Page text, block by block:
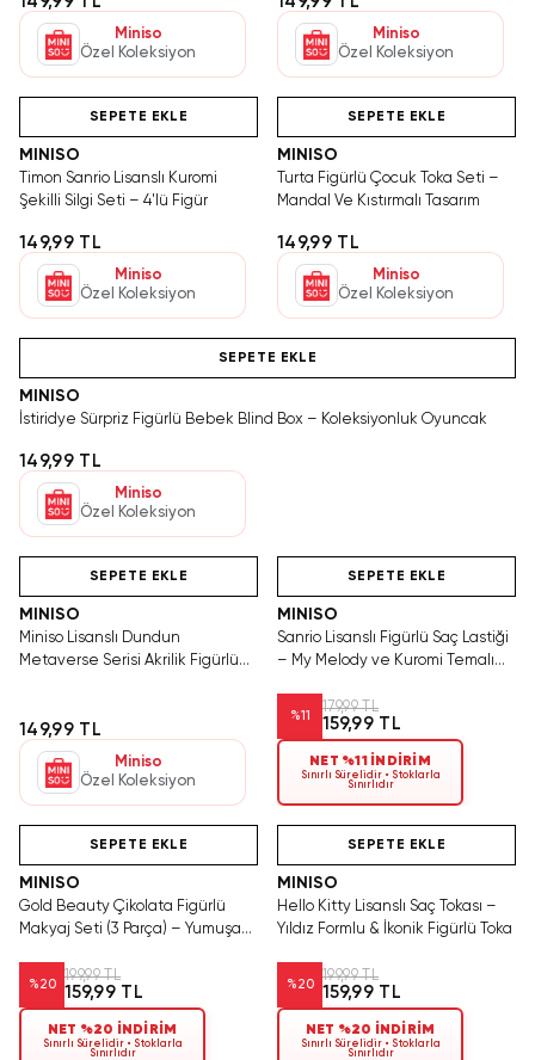
Miniso
Özel Koleksiyon
Miniso
Özel Koleksiyon
SEPETE EKLE
MINISO
Timon Sanrio Lisanslı Kuromi
Şekilli Silgi Seti – 4'lü Figür
149,99 TL
Miniso
Özel Koleksiyon
SEPETE EKLE
MINISO
Turta Figürlü Çocuk Toka Seti –
Mandal Ve Kıstırmalı Tasarım
149,99 TL
Miniso
Özel Koleksiyon
SEPETE EKLE
MINISO
İstiridye Sürpriz Figürlü Bebek Blind Box – Koleksiyonluk Oyuncak
149,99 TL
Miniso
Özel Koleksiyon
SEPETE EKLE
MINISO
Miniso Lisanslı Dundun
Metaverse Serisi Akrilik Figürlü
149,99 TL
Miniso
Özel Koleksiyon
SEPETE EKLE
MINISO
Sanrio Lisanslı Figürlü Saç Lastiği
– My Melody ve Kuromi Temalı
%11
179,99 TL
159,99 TL
NET %11 İNDİRİM
Sınırlı Sürelidir • Stoklarla
Sınırlıdır
SEPETE EKLE
MINISO
Gold Beauty Çikolata Figürlü
Makyaj Seti (3 Parça) – Yumuşak
%20
199,99 TL
159,99 TL
NET %20 İNDİRİM
Sınırlı Sürelidir • Stoklarla
Sınırlıdır
SEPETE EKLE
MINISO
Hello Kitty Lisanslı Saç Tokası –
Yıldız Formlu & İkonik Figürlü Toka
%20
199,99 TL
159,99 TL
NET %20 İNDİRİM
Sınırlı Sürelidir • Stoklarla
Sınırlıdır